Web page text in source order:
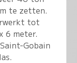
te zetten.
tot
6 meter.
Gobain